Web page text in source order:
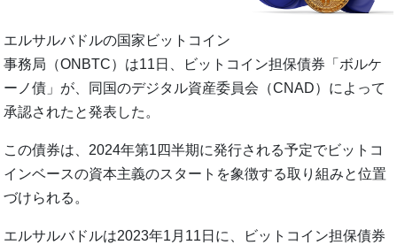
エルサルバドルの国家ビットコイン
事務局（ONBTC）は11日、ビットコイン担保債券「ボルケ
ーノ債」が、同国のデジタル資産委員会（CNAD）によって
承認されたと発表した。
この債券は、2024年第1四半期に発行される予定でビットコ
インベースの資本主義のスタートを象徴する取り組みと位置
づけられる。
エルサルバドルは2023年1月11日に、ビットコイン担保債券